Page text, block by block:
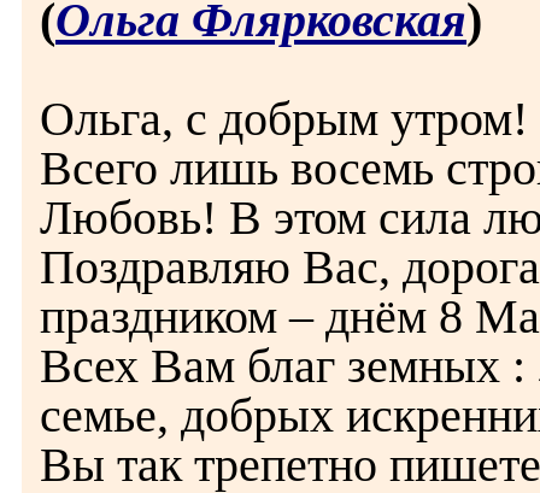
(Ольга Флярковская)
Ольга, с добрым утром!
Всего лишь восемь
Любовь! В этом сила
Поздравляю Вас,
праздником – днём 8
Всех Вам благ земных :
семье, добрых
Вы так трепетно